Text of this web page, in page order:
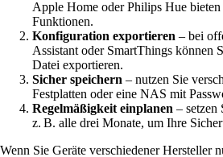
Apple Home oder Philips Hue
Funktionen.
Konfiguration exportieren – bei
Assistant oder SmartThings können
Datei exportieren.
Sicher speichern – nutzen Sie
Festplatten oder eine NAS mit
Regelmäßigkeit einplanen – setzen
z. B. alle drei Monate, um Ihre
Wenn Sie Geräte verschiedener Hersteller